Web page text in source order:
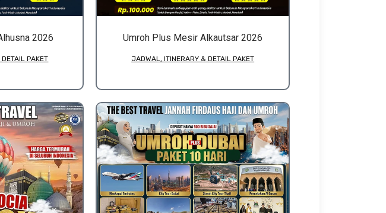
2026
PAKET
Umroh Plus Mesir Alkautsar 2026
JADWAL, ITINERARY & DETAIL PAKET